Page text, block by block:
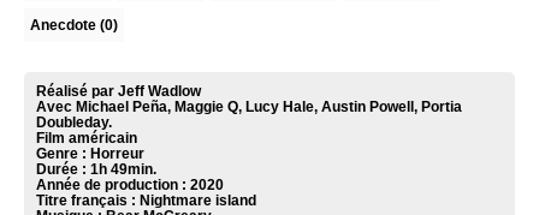
Anecdote (0)
Réalisé par Jeff Wadlow
Avec Michael Peña, Maggie Q, Lucy Hale, Austin Powell, Portia
Doubleday.
Film américain
Genre : Horreur
Durée : 1h 49min.
Année de production : 2020
Titre français : Nightmare island